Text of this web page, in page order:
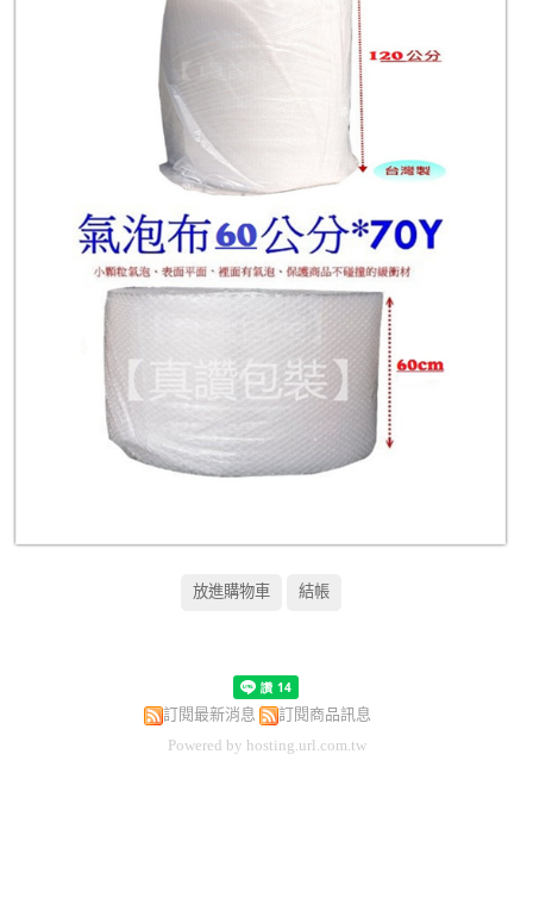
訂閱最新消息
訂閱商品訊息
Powered by hosting.url.com.tw